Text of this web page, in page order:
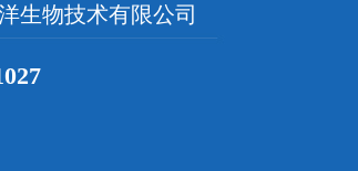
生物技术有限公司